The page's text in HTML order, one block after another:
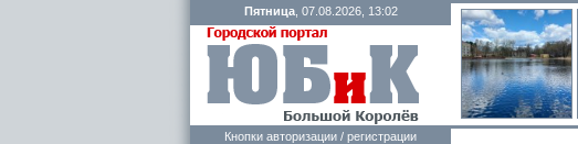
Пятница, 07.08.2026, 13:02
Кнопки авторизации / регистрации